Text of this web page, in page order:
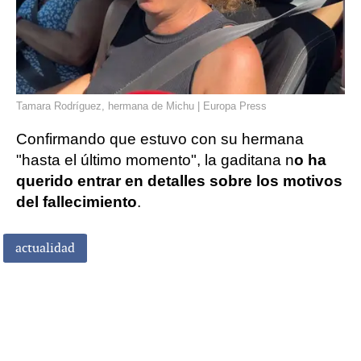
Tamara Rodríguez, hermana de Michu | Europa Press
Confirmando que estuvo con su hermana
"hasta el último momento", la gaditana no ha
querido entrar en detalles sobre los motivos
del fallecimiento.
actualidad